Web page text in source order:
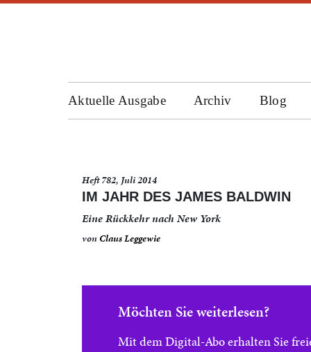
Aktuelle Ausgabe Archiv Blog
Heft 782, Juli 2014
IM JAHR DES JAMES BALDWIN
Eine Rückkehr nach New York
vonClaus Leggewie
Möchten Sie weiterlesen?
Mit dem Digital-Abo erhalten Sie